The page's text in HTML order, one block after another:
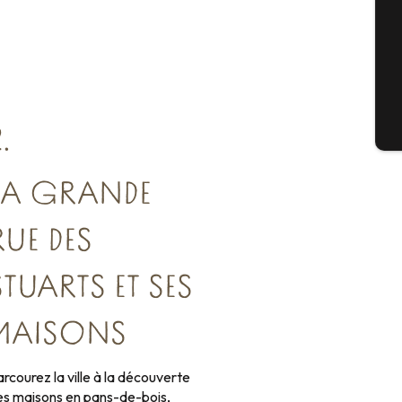
GRANDE
DES
ET SES
la ville à la découverte
maisons en pans-de-bois,